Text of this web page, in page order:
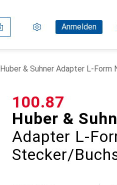
Einstellungen
KundenkontoAnmelden
Vergleichslisten
Merklisten
Warenkorb
Huber & Suhner Adapter L-Form
Huber &
Adapter L-
Stecker/
CHF
100.87